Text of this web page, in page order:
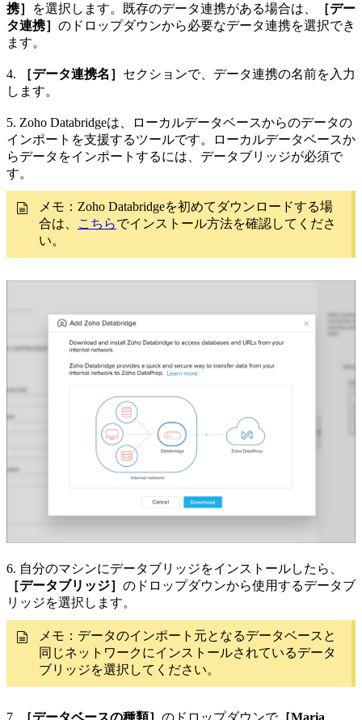
携］
を選択します。既存のデータ連携がある場合は、
［デー
タ連携］ のドロップダウンから必要なデータ連携を選択でき
ます。
4. ［データ連携名］ セクションで、データ連携の名前を入力
します。
5. Zoho Databridgeは、ローカルデータベースからのデータの
インポートを支援するツールです。ローカルデータベースか
らデータをインポートするには、データブリッジが必須で
す。
メモ：Zoho Databridgeを初めてダウンロードする場
合は、
こちらでインストール方法を確認してくださ
い。
6. 自分のマシンにデータブリッジをインストールしたら、
［データブリッジ］ のドロップダウンから使用するデータブ
リッジを選択します。
メモ：データのインポート元となるデータベースと
同じネットワークにインストールされているデータ
ブリッジを選択してください。
7. ［データベースの種類］ のドロップダウンで［Maria